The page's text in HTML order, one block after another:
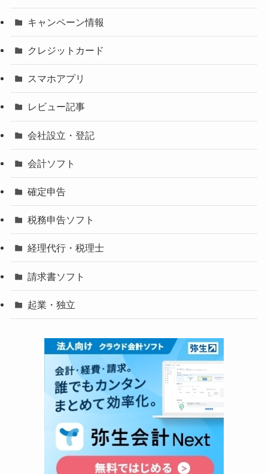
キャンペーン情報
クレジットカード
スマホアプリ
レビュー記事
会社設立・登記
会計ソフト
確定申告
税務申告ソフト
経理代行・税理士
請求書ソフト
起業・独立